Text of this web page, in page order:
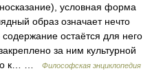
условная форма
образ означает нечто
остаётся для него
за ним культурной
к… …
Философская энциклопедия